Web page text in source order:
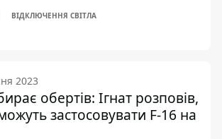
ВІДКЛЮЧЕННЯ СВІТЛА
2023
обертів: Ігнат розповів,
застосовувати F-16 на